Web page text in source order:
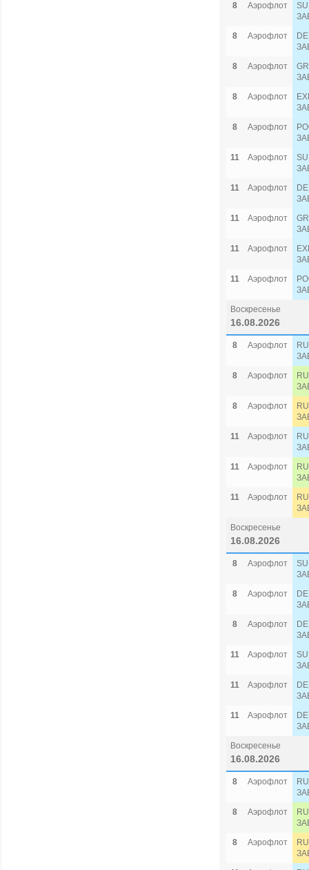
8 Аэрофлот
8
Аэрофлот
8
Аэрофлот
8
Аэрофлот
8
Аэрофлот
11
Аэрофлот
11
Аэрофлот
11
Аэрофлот
11
Аэрофлот
11
Аэрофлот
Воскресенье
16.08.2026
8 Аэрофлот
8
Аэрофлот
8
Аэрофлот
11
Аэрофлот
11
Аэрофлот
11
Аэрофлот
Воскресенье
16.08.2026
8 Аэрофлот
8
Аэрофлот
8
Аэрофлот
11
Аэрофлот
11
Аэрофлот
11
Аэрофлот
Воскресенье
16.08.2026
8 Аэрофлот
8
Аэрофлот
8
Аэрофлот